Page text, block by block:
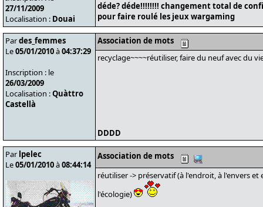
27/11/2009
Localisation : Douai
déde? déde!!!!!!!! changement total de
pour faire roulé les jeux wargaming
Pardes_femmes
Le05/01/2010à04:37:29
Inscription : le
26/03/2009
Localisation :Quàttro
Castellà
Association de mots
recyclage~~~~réutiliser, faire du neuf avec du
DDDD
Par lpelec
Le05/01/2010à08:44:14
Association de mots
réutiliser -> préservatif (à l'endroit, à l'envers
l'écologie)